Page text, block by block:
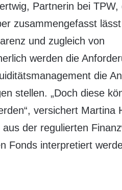
Partnerin bei TPW,
zusammengefasst
und zugleich von
werden die
die
stellen. „Doch diese
versichert Martina
der regulierten
Fonds interpretiert